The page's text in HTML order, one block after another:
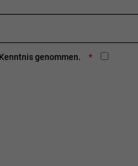
genommen.